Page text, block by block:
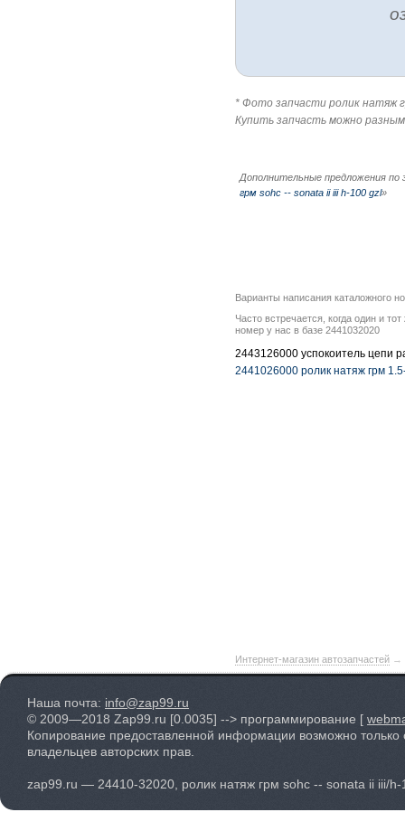
* Фото запчасти ролик натяж
Купить запчасть можно
Дополнительные предложения
грм sohc -- sonata ii iii h-100 gzl»
Варианты написания каталожного
Часто встречается, когда один и
номер у нас в базе 2441032020
2443126000 успокоитель цепи
2441026000 ролик натяж грм
Интернет-магазин автозапчастей →
Наша почта: info@zap99.ru
© 2009—2018 Zap99.ru [0.0035] --> программирование [
Копирование предоставленной информации возможно только
владельцев авторских прав.
zap99.ru — 24410-32020, ролик натяж грм sohc -- sonata ii iii/h-